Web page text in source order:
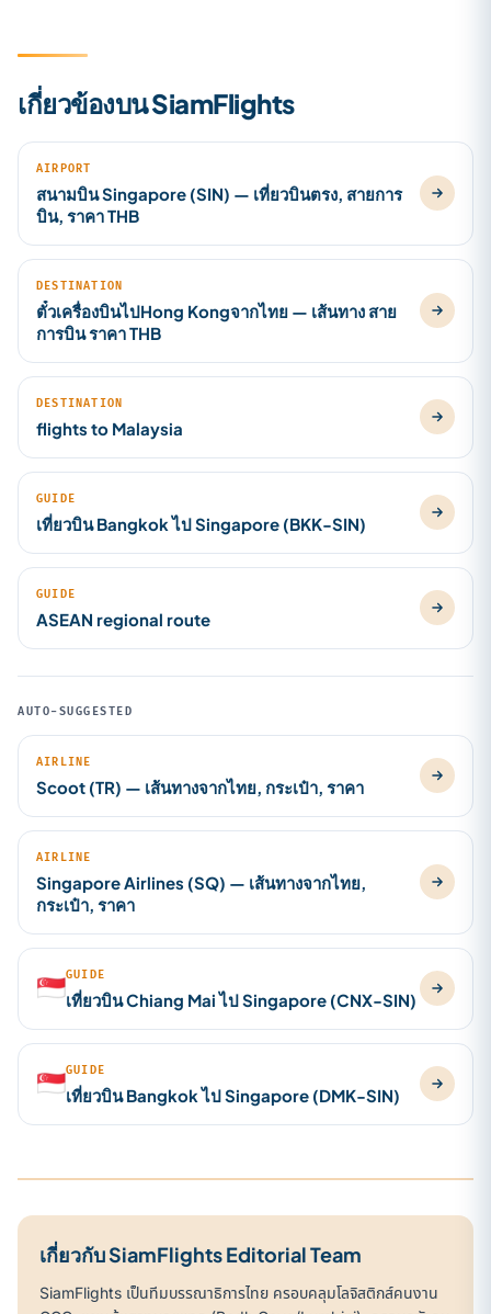
เกี่ยวข้องบน SiamFlights
AIRPORT
สนามบิน Singapore (SIN) — เที่ยวบินตรง, สายการ
บิน, ราคา THB
DESTINATION
ตั๋วเครื่องบินไปHong Kongจากไทย — เส้นทาง สาย
การบิน ราคา THB
DESTINATION
flights to Malaysia
GUIDE
เที่ยวบิน Bangkok ไป Singapore (BKK-SIN)
GUIDE
ASEAN regional route
AUTO-SUGGESTED
AIRLINE
Scoot (TR) — เส้นทางจากไทย, กระเป๋า, ราคา
AIRLINE
Singapore Airlines (SQ) — เส้นทางจากไทย,
กระเป๋า, ราคา
🇸🇬GUIDE
เที่ยวบิน Chiang Mai ไป Singapore (CNX-SIN)
🇸🇬GUIDE
เที่ยวบิน Bangkok ไป Singapore (DMK-SIN)
เกี่ยวกับ SiamFlights Editorial Team
SiamFlights เป็นทีมบรรณาธิการไทย ครอบคลุมโลจิสติกส์คนงาน